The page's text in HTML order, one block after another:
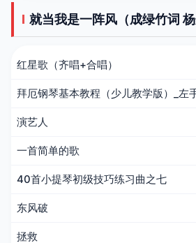
就当我是一阵风（成绿竹词
红星歌（齐唱+合唱）
拜厄钢琴基本教程（少儿教学版）_左
演艺人
一首简单的歌
40首小提琴初级技巧练习曲之七
东风破
拯救